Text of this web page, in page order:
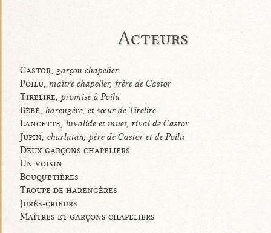
Acteurs
Castor, garçon chapelier
Poilu, maître chapelier, frère de Castor
Tirelire, promise à Poilu
Bébé, harengère, et sœur de Tirelire
Lancette, invalide et muet, rival de Castor
Jupin, charlatan, père de Castor et de Poilu
Deux garçons chapeliers
Un voisin
Bouquetières
Troupe de harengères
Jurés-crieurs
Maîtres et garçons chapeliers